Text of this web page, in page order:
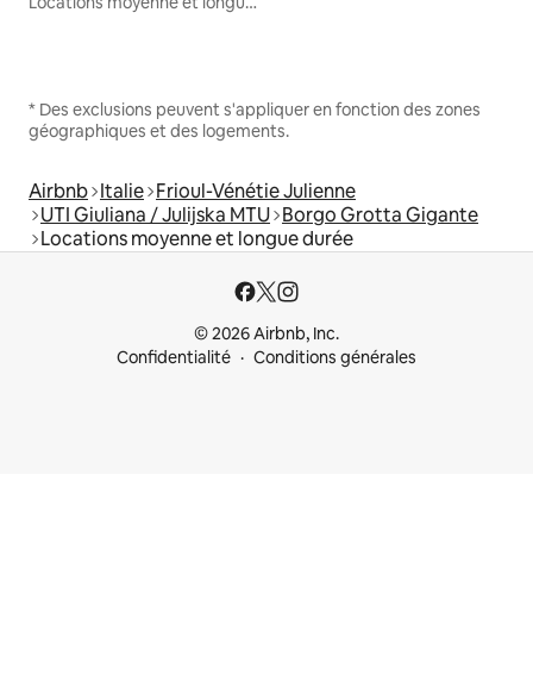
* Des exclusions peuvent s'appliquer en fonction des zones
géographiques et des logements.
Airbnb Italie Frioul-Vénétie Julienne
UTI Giuliana / Julijska MTU Borgo Grotta Gigante
Locations moyenne et longue durée
© 2026 Airbnb, Inc.
Confidentialité
Conditions générales